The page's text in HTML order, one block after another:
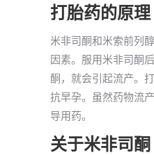
打胎药的原理
米非司酮和米索前列
因素。服用米非司酮
酮，就会引起流产。
抗早孕。虽然药物流
导用药。
关于米非司酮